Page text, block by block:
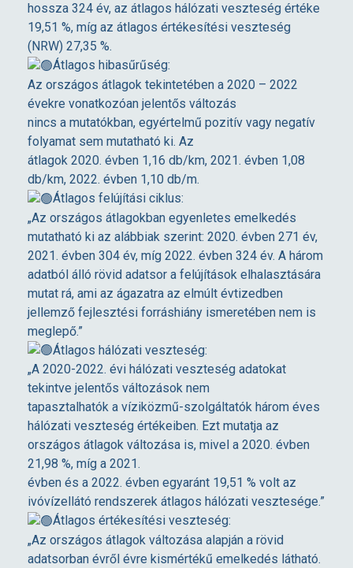
z
e
l
l
á
t
ó
h
á
l
ó
z
a
hossza 324 év, az átlagos hálózati veszteség értéke
19,51 %, míg az átlagos értékesítési veszteség
(NRW) 27,35 %.
Átlagos hibasűrűség:
Az országos átlagok tekintetében a 2020 – 2022
évekre vonatkozóan jelentős változás
nincs a mutatókban, egyértelmű pozitív vagy negatív
folyamat sem mutatható ki. Az
átlagok 2020. évben 1,16 db/km, 2021. évben 1,08
db/km, 2022. évben 1,10 db/m.
Átlagos felújítási ciklus:
„Az országos átlagokban egyenletes emelkedés
mutatható ki az alábbiak szerint: 2020. évben 271 év,
2021. évben 304 év, míg 2022. évben 324 év. A három
adatból álló rövid adatsor a felújítások elhalasztására
mutat rá, ami az ágazatra az elmúlt évtizedben
jellemző fejlesztési forráshiány ismeretében nem is
meglepő.”
Átlagos hálózati veszteség:
„A 2020-2022. évi hálózati veszteség adatokat
tekintve jelentős változások nem
tapasztalhatók a víziközmű-szolgáltatók három éves
hálózati veszteség értékeiben. Ezt mutatja az
országos átlagok változása is, mivel a 2020. évben
21,98 %, míg a 2021.
évben és a 2022. évben egyaránt 19,51 % volt az
ivóvízellátó rendszerek átlagos hálózati vesztesége.”
Átlagos értékesítési veszteség:
„Az országos átlagok változása alapján a rövid
adatsorban évről évre kismértékű emelkedés látható.